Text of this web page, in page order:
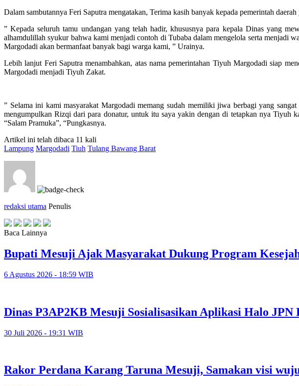
Dalam sambutannya Feri Saputra mengatakan, Terima kasih banyak kepada pemerintah
” Kepada seluruh tamu undangan yang telah hadir, khususnya para kepala Dinas yang
alhamdulillah syukur bahwa kami menjadi contoh di Tubaba dalam mengelola serta menjadi
Margodadi akan bermanfaat banyak bagi warga kami, ” Urainya.
Lebih lanjut Feri Saputra menambahkan, atas nama pemerintahan Tiyuh Margodadi siap
Margodadi menjadi Tiyuh Zakat.
” Selama ini kami masyarakat Margodadi memang sudah memiliki jiwa berbagi yang
mengumpulkan Rizqi dari para donatur, untuk itu saya yakin dengan di tetapkan nya Tiyuh
“Salam Pramuka”, “Pungkasnya.
Artikel ini telah dibaca 11 kali
Lampung Margodadi Tiuh Tulang Bawang Barat
redaksi utama Penulis
Baca Lainnya
Bupati Mesuji Ajak Masyarakat Dukung Program
6 Agustus 2026 - 18:59 WIB
Dinas P3AP2KB Mesuji Sosialisasikan Aplikasi Halo JPN
30 Juli 2026 - 19:31 WIB
Rakor Perdana Karang Taruna Mesuji, Samakan visi